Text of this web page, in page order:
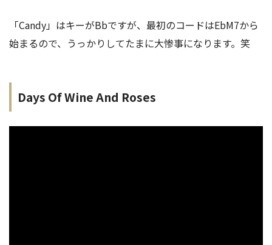
「Candy」はキーがBbですが、最初のコードはEbM7から
始まるので、うっかりしてたまに大惨事になります。笑
Days Of Wine And Roses